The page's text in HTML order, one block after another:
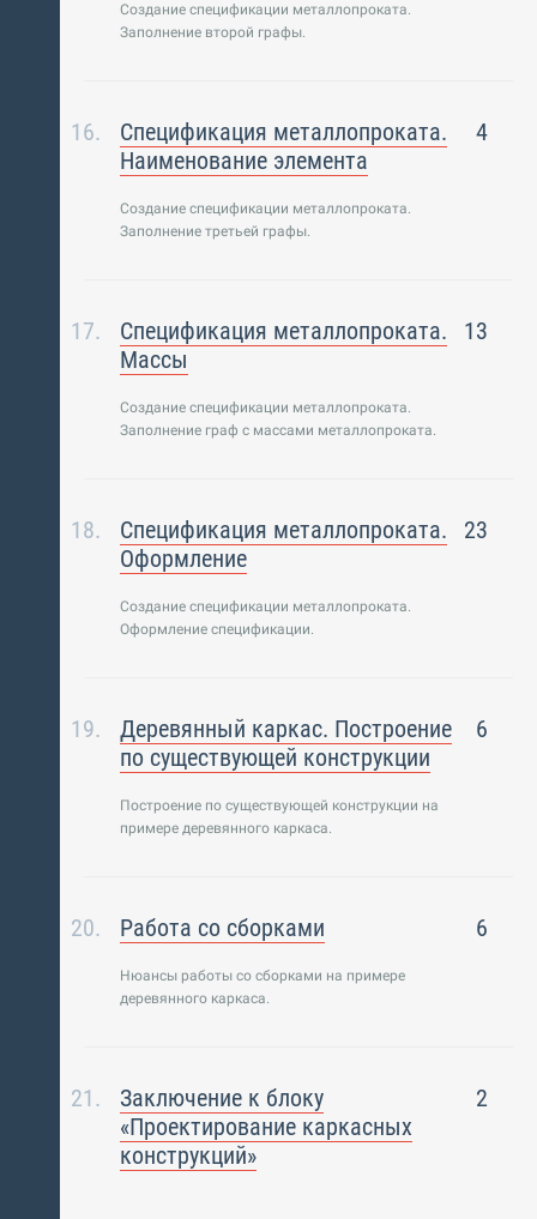
Создание спецификации металлопроката.
Заполнение второй графы.
Спецификация металлопроката.
Наименование элемента
4
Создание спецификации металлопроката.
Заполнение третьей графы.
Спецификация металлопроката.
Массы
13
Создание спецификации металлопроката.
Заполнение граф с массами металлопроката.
Спецификация металлопроката.
Оформление
23
Создание спецификации металлопроката.
Оформление спецификации.
Деревянный каркас. Построение
по существующей конструкции
6
Построение по существующей конструкции на
примере деревянного каркаса.
Работа со сборками 6
Нюансы работы со сборками на примере
деревянного каркаса.
Заключение к блоку
«Проектирование каркасных
конструкций»
2